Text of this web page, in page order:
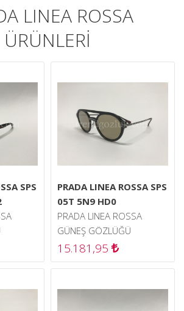
LINEA ROSSA
ÜRÜNLERİ
SPS
PRADA LINEA ROSSA SPS
05T 5N9 HD0
PRADA LINEA ROSSA
GÜNEŞ GÖZLÜĞÜ
15.181,95